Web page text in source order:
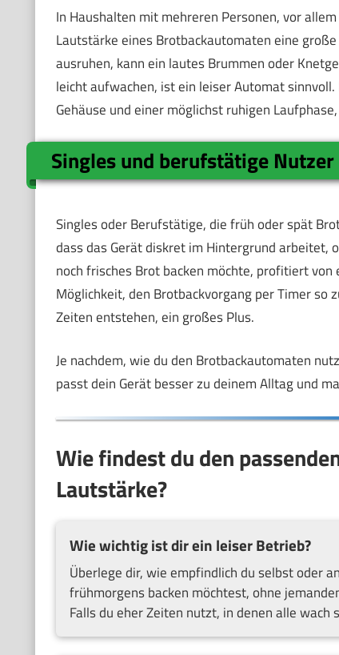
In Haushalten mit mehreren Personen, vor
Lautstärke eines Brotbackautomaten eine
ausruhen, kann ein lautes Brummen oder
leicht aufwachen, ist ein leiser Automat
Gehäuse und einer möglichst ruhigen
Singles und berufstätige Nutzer
Singles oder Berufstätige, die früh oder spät
dass das Gerät diskret im Hintergrund arbeitet,
noch frisches Brot backen möchte, profitiert
Möglichkeit, den Brotbackvorgang per Timer so
Zeiten entstehen, ein großes Plus.
Je nachdem, wie du den Brotbackautomaten
passt dein Gerät besser zu deinem Alltag und
Wie findest du den
Lautstärke?
Wie wichtig ist dir ein leiser Betrieb?
Überlege dir, wie empfindlich du selbst oder
frühmorgens backen möchtest, ohne
Falls du eher Zeiten nutzt, in denen alle